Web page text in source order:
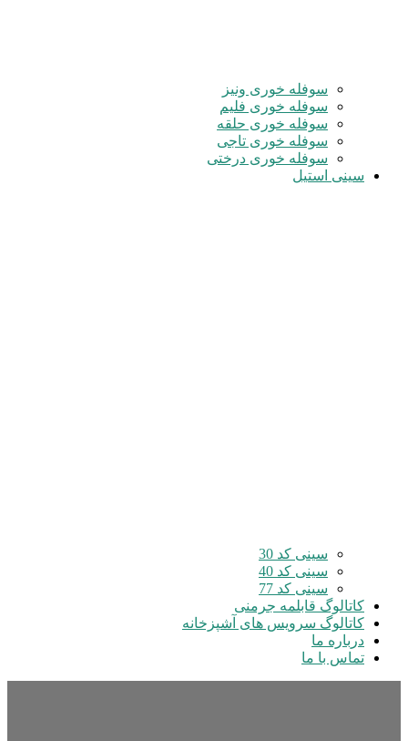
سوفله خوری ونیز
سوفله خوری فلیم
سوفله خوری حلقه
سوفله خوری تاجی
سوفله خوری درختی
سینی استیل
سینی کد 30
سینی کد 40
سینی کد 77
کاتالوگ قابلمه جرمنی
کاتالوگ سرویس های آشپزخانه
درباره ما
تماس با ما